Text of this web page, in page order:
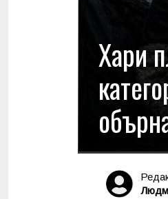
Хари